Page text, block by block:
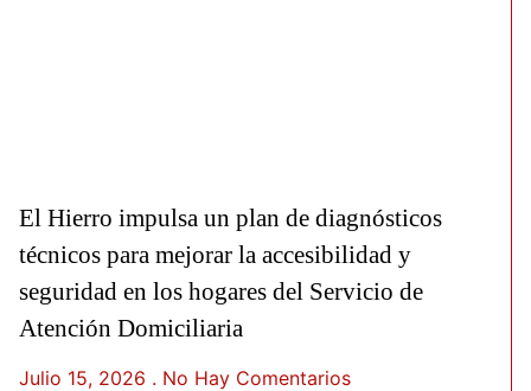
El Hierro impulsa un plan de diagnósticos
técnicos para mejorar la accesibilidad y
seguridad en los hogares del Servicio de
Atención Domiciliaria
Julio 15, 2026 No Hay Comentarios